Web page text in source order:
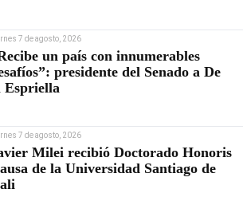
7 de agosto, 2026
un país con innumerables
presidente del Senado a De
Espriella
7 de agosto, 2026
Milei recibió Doctorado Honoris
de la Universidad Santiago de